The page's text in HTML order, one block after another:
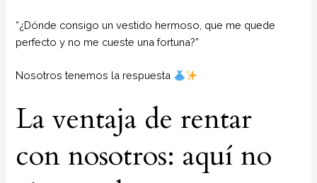
“¿Dónde consigo un vestido hermoso, que me quede
perfecto y no me cueste una fortuna?”
Nosotros tenemos la respuesta
La ventaja de rentar
con nosotros: aquí no